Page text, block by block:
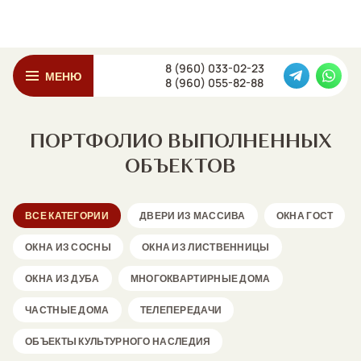
МЕНЮ
8 (960) 033-02-23
8 (960) 055-82-88
ПОРТФОЛИО ВЫПОЛНЕННЫХ
ОБЪЕКТОВ
ВСЕ КАТЕГОРИИ ДВЕРИ ИЗ МАССИВА ОКНА ГОСТ
ОКНА ИЗ СОСНЫ ОКНА ИЗ ЛИСТВЕННИЦЫ
ОКНА ИЗ ДУБА МНОГОКВАРТИРНЫЕ ДОМА
ЧАСТНЫЕ ДОМА ТЕЛЕПЕРЕДАЧИ
ОБЪЕКТЫ КУЛЬТУРНОГО НАСЛЕДИЯ